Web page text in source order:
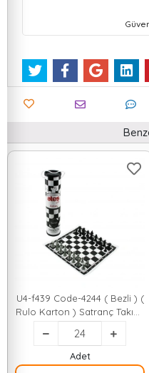
U4-f439 Code-4244 ( Bezli ) (
Rulo Karton ) Satranç Takımı
( Zeka & Mantık & Strateji
Oyunu ) ( Okul Müfredata
Uygun ) ( İp Taşıma Kulplu
)*24=k
Adet